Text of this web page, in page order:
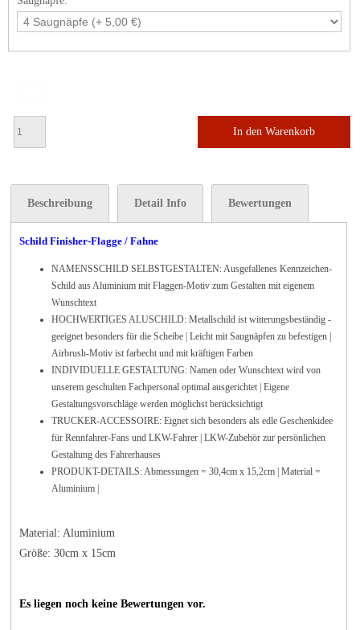
In den Warenkorb
Beschreibung Detail Info Bewertungen
Schild Finisher-Flagge / Fahne
NAMENSSCHILD SELBSTGESTALTEN: Ausgefallenes Kennzeichen-
Schild aus Aluminium mit Flaggen-Motiv zum Gestalten mit eigenem
Wunschtext
HOCHWERTIGES ALUSCHILD: Metallschild ist witterungsbeständig -
geeignet besonders für die Scheibe | Leicht mit Saugnäpfen zu befestigen |
Airbrush-Motiv ist farbecht und mit kräftigen Farben
INDIVIDUELLE GESTALTUNG: Namen oder Wunschtext wird von
unserem geschulten Fachpersonal optimal ausgerichtet | Eigene
Gestaltungsvorschläge werden möglichst berücksichtigt
TRUCKER-ACCESSOIRE: Eignet sich besonders als edle Geschenkidee
für Rennfahrer-Fans und LKW-Fahrer | LKW-Zubehör zur persönlichen
Gestaltung des Fahrerhauses
PRODUKT-DETAILS: Abmessungen = 30,4cm x 15,2cm | Material =
Aluminium |
Material: Aluminium
Größe: 30cm x 15cm
Es liegen noch keine Bewertungen vor.